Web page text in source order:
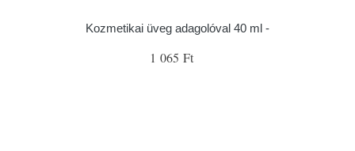
Kozmetikai üveg adagolóval 40 ml -
1 065 Ft